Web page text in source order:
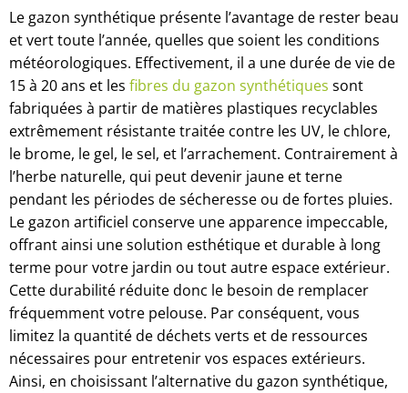
Le gazon synthétique présente l’avantage de rester beau
et vert toute l’année, quelles que soient les conditions
météorologiques. Effectivement, il a une durée de vie de
15 à 20 ans et les fibres du gazon synthétiques sont
fabriquées à partir de matières plastiques recyclables
extrêmement résistante traitée contre les UV, le chlore,
le brome, le gel, le sel, et l’arrachement. Contrairement à
l’herbe naturelle, qui peut devenir jaune et terne
pendant les périodes de sécheresse ou de fortes pluies.
Le gazon artificiel conserve une apparence impeccable,
offrant ainsi une solution esthétique et durable à long
terme pour votre jardin ou tout autre espace extérieur.
Cette durabilité réduite donc le besoin de remplacer
fréquemment votre pelouse. Par conséquent, vous
limitez la quantité de déchets verts et de ressources
nécessaires pour entretenir vos espaces extérieurs.
Ainsi, en choisissant l’alternative du gazon synthétique,